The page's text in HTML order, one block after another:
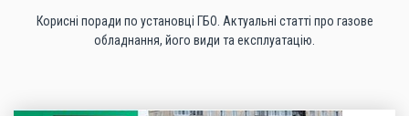
Корисні поради по установці ГБО. Актуальні статті про газове
обладнання, його види та експлуатацію.